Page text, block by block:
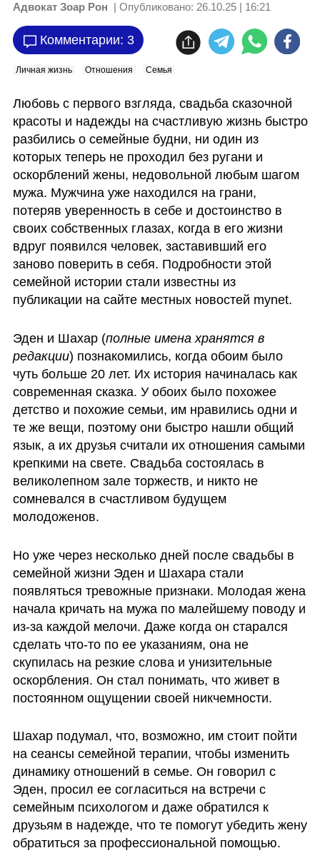
Адвокат Зоар Рон | Опубликовано: 26.10.25 | 16:21
Комментарии: 3
Личная жизнь Отношения Семья
Любовь с первого взгляда, свадьба сказочной
красоты и надежды на счастливую жизнь быстро
разбились о семейные будни, ни один из
которых теперь не проходил без ругани и
оскорблений жены, недовольной любым шагом
мужа. Мужчина уже находился на грани,
потеряв уверенность в себе и достоинство в
своих собственных глазах, когда в его жизни
вдруг появился человек, заставивший его
заново поверить в себя. Подробности этой
семейной истории стали известны из
публикации на сайте местных новостей mynet.
Эден и Шахар (полные имена хранятся в
редакции) познакомились, когда обоим было
чуть больше 20 лет. Их история начиналась как
современная сказка. У обоих было похожее
детство и похожие семьи, им нравились одни и
те же вещи, поэтому они быстро нашли общий
язык, а их друзья считали их отношения самыми
крепкими на свете. Свадьба состоялась в
великолепном зале торжеств, и никто не
сомневался в счастливом будущем
молодоженов.
Но уже через несколько дней после свадьбы в
семейной жизни Эден и Шахара стали
появляться тревожные признаки. Молодая жена
начала кричать на мужа по малейшему поводу и
из-за каждой мелочи. Даже когда он старался
сделать что-то по ее указаниям, она не
скупилась на резкие слова и унизительные
оскорбления. Он стал понимать, что живет в
постоянном ощущении своей никчемности.
Шахар подумал, что, возможно, им стоит пойти
на сеансы семейной терапии, чтобы изменить
динамику отношений в семье. Он говорил с
Эден, просил ее согласиться на встречи с
семейным психологом и даже обратился к
друзьям в надежде, что те помогут убедить жену
обратиться за профессиональной помощью.